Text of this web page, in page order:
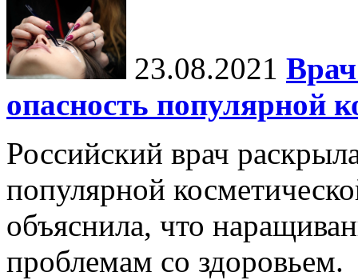
23.08.2021
опасность популярной
Российский врач
популярной
объяснила, что
проблемам со здоровьем.